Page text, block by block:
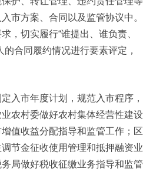
市方案、合同以及监管协议中。
，切实履行“谁提出、谁负责、
的合同履约情况进行要素评定，
市年度计划，规范入市程序，
农村委做好农村集体经营性建设
值收益分配指导和监管工作；区
节金征收使用管理和抵押融资业
局做好税收征缴业务指导和监管